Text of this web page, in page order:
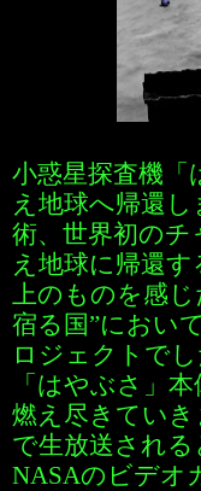
小惑星探査機「
え地球へ帰還
術、世界初の
え地球に帰還
上のものを感
宿る国”におい
ロジェクトで
「はやぶさ」
燃え尽きてい
で生放送され
NASAのビデオ